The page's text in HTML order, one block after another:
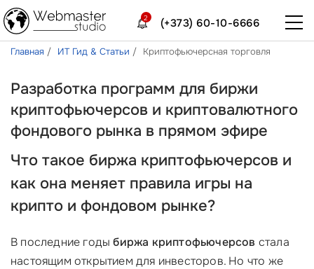
(+373) 60-10-6666
2
Главная ИТ Гид & Статьи Криптофьючерсная торговля
Разработка программ для биржи
криптофьючерсов и криптовалютного
фондового рынка в прямом эфире
Что такое биржа криптофьючерсов и
как она меняет правила игры на
крипто и фондовом рынке?
В последние годыбиржа криптофьючерсов стала
настоящим открытием для инвесторов. Но что же